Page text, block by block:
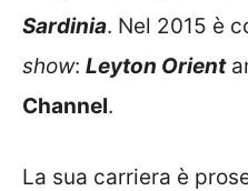
Sardinia. Nel 2015 è
show: Leyton Orient
Channel.
La sua carriera è